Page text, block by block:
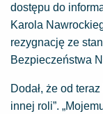
dostępu do
Karola
rezygnację ze
Bezpieczeństwa
Dodał, że od
innej roli”.